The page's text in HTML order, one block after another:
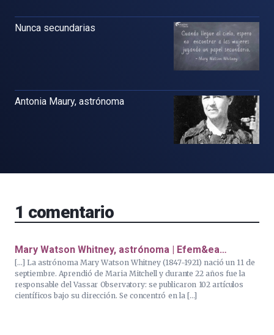
Nunca secundarias
Antonia Maury, astrónoma
1 comentario
Mary Watson Whitney, astrónoma | Efem&ea…
[…] La astrónoma Mary Watson Whitney (1847-1921) nació un 11 de
septiembre. Aprendió de Maria Mitchell y durante 22 años fue la
responsable del Vassar Observatory: se publicaron 102 artículos
científicos bajo su dirección. Se concentró en la […]